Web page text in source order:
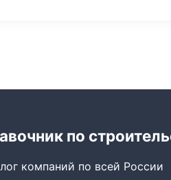
по
компаний по всей России